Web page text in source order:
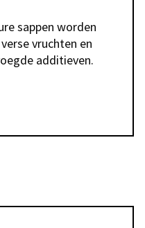
sappen worden
vruchten en
additieven.